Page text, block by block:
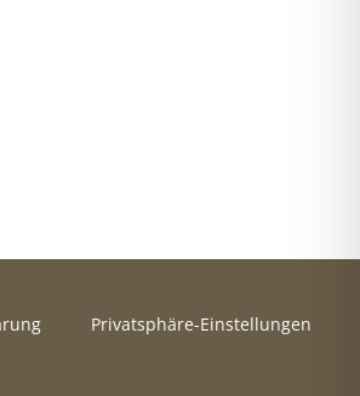
Privatsphäre-Einstellungen